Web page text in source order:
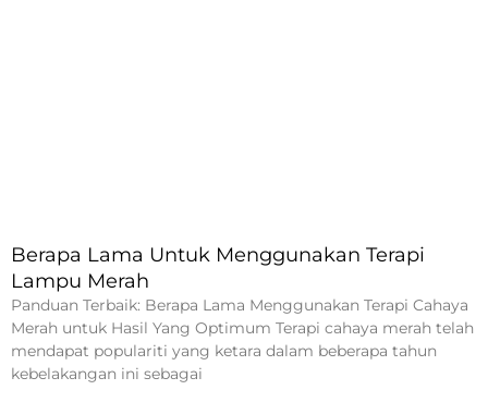
Berapa Lama Untuk Menggunakan Terapi
Lampu Merah
Panduan Terbaik: Berapa Lama Menggunakan Terapi Cahaya
Merah untuk Hasil Yang Optimum Terapi cahaya merah telah
mendapat populariti yang ketara dalam beberapa tahun
kebelakangan ini sebagai